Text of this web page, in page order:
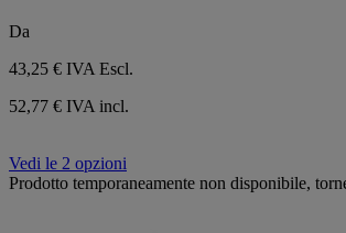
Da
43,25 € IVA Escl.
52,77 € IVA incl.
Vedi le 2 opzioni
Prodotto temporaneamente non disponibile,